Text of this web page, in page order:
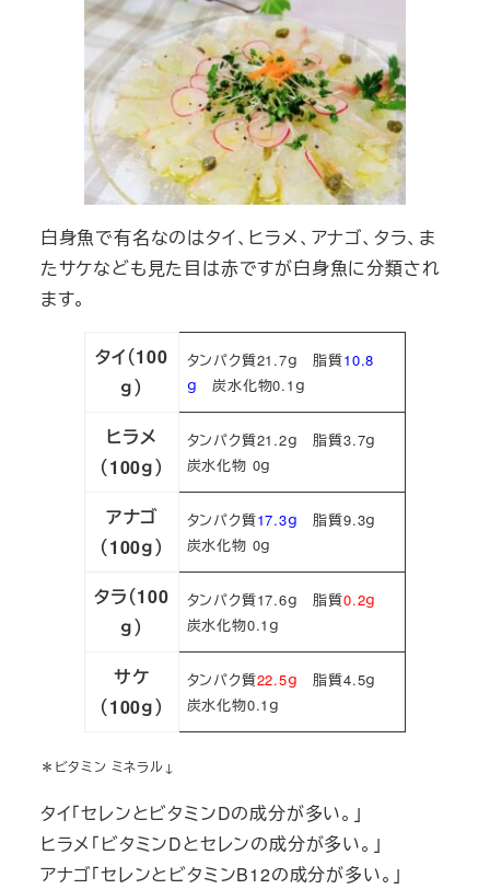
白身魚で有名なのはタイ、ヒラメ、アナゴ、タラ、ま
たサケなども見た目は赤ですが白身魚に分類され
ます。
タイ（100
ｇ）
タンパク質21.7ｇ 脂質10.8
ｇ 炭水化物0.1ｇ
ヒラメ
（100ｇ）
タンパク質21.2ｇ 脂質3.7ｇ
炭水化物 0ｇ
アナゴ
（100ｇ）
タンパク質17.3ｇ 脂質9.3ｇ
炭水化物 0ｇ
タラ（100
ｇ）
タンパク質17.6ｇ 脂質0.2ｇ
炭水化物0.1ｇ
サケ
（100ｇ）
タンパク質22.5ｇ 脂質4.5ｇ
炭水化物0.1ｇ
＊ビタミン ミネラル↓
タイ「セレンとビタミンDの成分が多い。」
ヒラメ「ビタミンDとセレンの成分が多い。」
アナゴ「セレンとビタミンB12の成分が多い。」